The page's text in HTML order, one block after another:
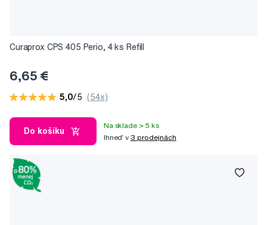
Curaprox CPS 405 Perio, 4 ks Refill
6,65 €
5,0/5 (54x)
Do košíku
Na sklade > 5 ks
Ihneď v 3 prodejnách